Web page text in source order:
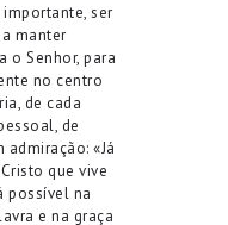
ser
manter
o Senhor, para
no centro
de cada
de
«Já
que vive
possível na
e na graça